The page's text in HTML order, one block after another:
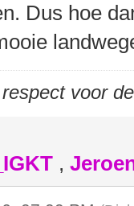
Dus hoe
voor
,